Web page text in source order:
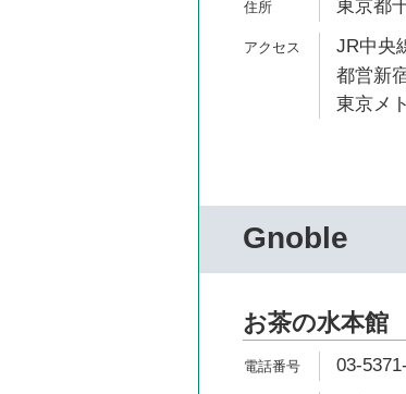
東京都
JR中央
都営新
東京メ
Gnoble
お茶の水本館
03-